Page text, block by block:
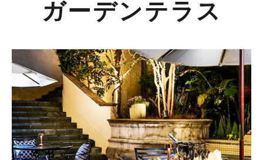
ガーデンテラス